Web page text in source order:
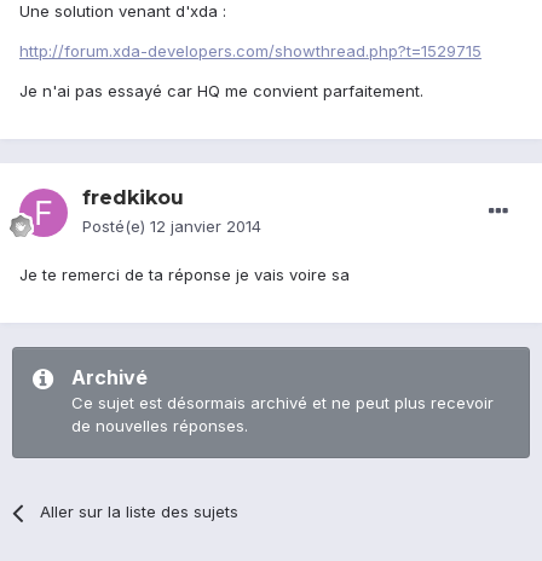
Une solution venant d'xda :
http://forum.xda-developers.com/showthread.php?t=1529715
Je n'ai pas essayé car HQ me convient parfaitement.
fredkikou
Posté(e) 12 janvier 2014
Je te remerci de ta réponse je vais voire sa
Archivé
Ce sujet est désormais archivé et ne peut plus recevoir
de nouvelles réponses.
Aller sur la liste des sujets